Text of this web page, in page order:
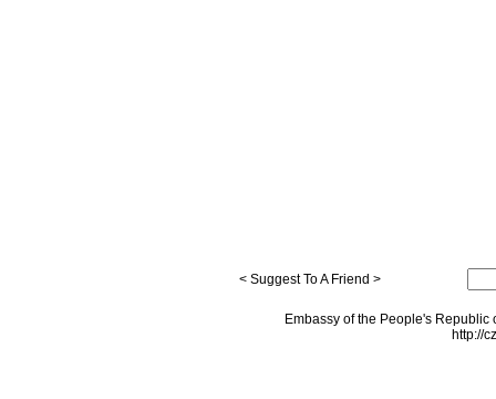
< Suggest To A Friend >
Embassy of the People's
http://